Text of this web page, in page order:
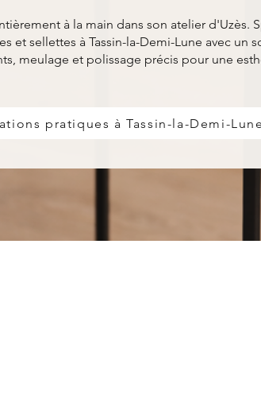
à la main dans son atelier d'Uzès.
et sellettes à Tassin-la-Demi-Lune avec un
meulage et polissage précis pour une
pratiques à Tassin-la-Demi-Lune